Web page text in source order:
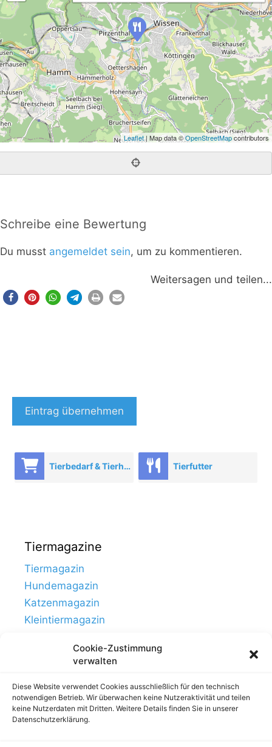
Cookie-Zustimmung
verwalten
Diese Website verwendet Cookies ausschließlich für den technisch
notwendigen Betrieb. Wir überwachen keine Nutzeraktivität und teilen
keine Nutzerdaten mit Dritten. Weitere Details finden Sie in unserer
Datenschutzerklärung.
Leaflet| Map data ©OpenStreetMapcontributors
Schreibe eine Bewertung
Du musst angemeldet sein, um zu kommentieren.
Weitersagen und teilen...
Eintrag übernehmen
Tierbedarf & Tierhandel Tierfutter
Tiermagazine
Tiermagazin
Hundemagazin
Katzenmagazin
Kleintiermagazin